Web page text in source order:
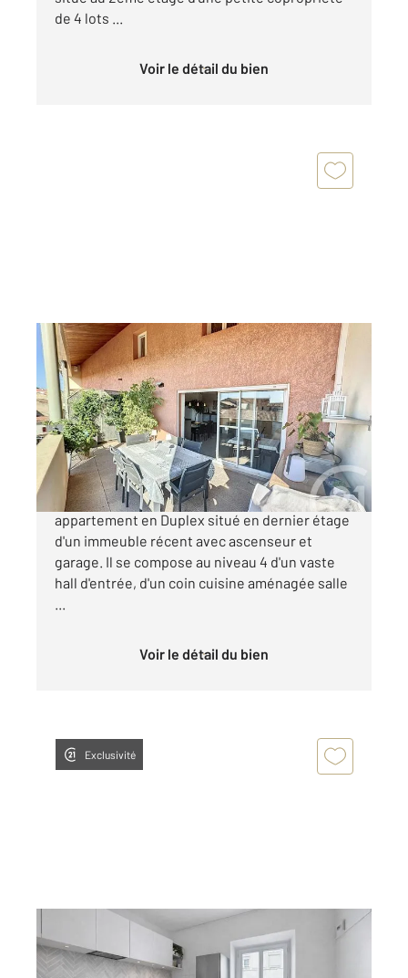
de 4 lots ...
Voir le détail du bien
ALES 30
211,88 m , 7 pièces
Ref : 12594
Appartement Duplex à vendre
465 000 €
Prestations haut de gamme pour ce vaste
appartement en Duplex situé en dernier étage
d'un immeuble récent avec ascenseur et
garage. Il se compose au niveau 4 d'un vaste
hall d'entrée, d'un coin cuisine aménagée salle
...
Voir le détail du bien
Exclusivité
17,02 m , 1 pièce
Ref : 14923